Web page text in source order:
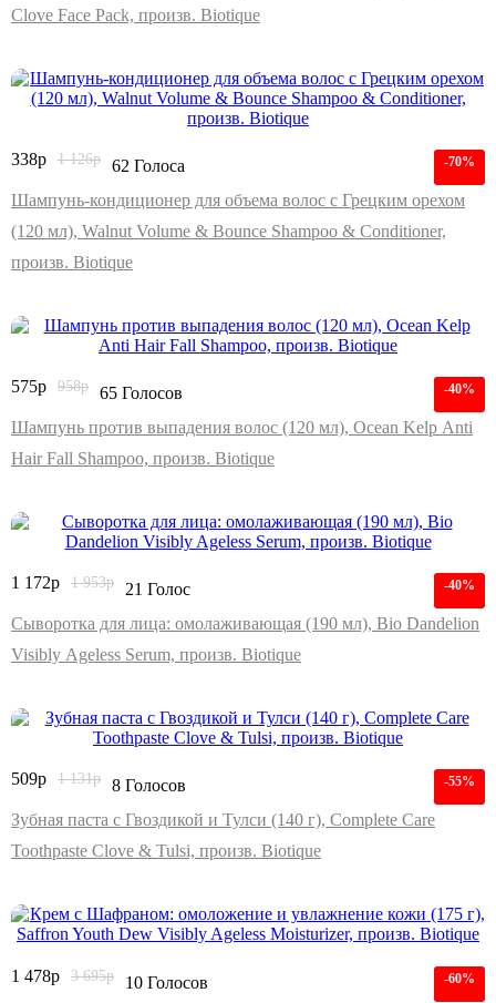
Clove Face Pack, произв. Biotique
-70%
338р 1 126р
62 Голоса
Шампунь-кондиционер для объема волос с Грецким орехом
(120 мл), Walnut Volume & Bounce Shampoo & Conditioner,
произв. Biotique
-40%
575р 958р
65 Голосов
Шампунь против выпадения волос (120 мл), Ocean Kelp Anti
Hair Fall Shampoo, произв. Biotique
-40%
1 172р 1 953р
21 Голос
Сыворотка для лица: омолаживающая (190 мл), Bio Dandelion
Visibly Ageless Serum, произв. Biotique
-55%
509р 1 131р
8 Голосов
Зубная паста с Гвоздикой и Тулси (140 г), Complete Care
Toothpaste Clove & Tulsi, произв. Biotique
-60%
1 478р 3 695р
10 Голосов